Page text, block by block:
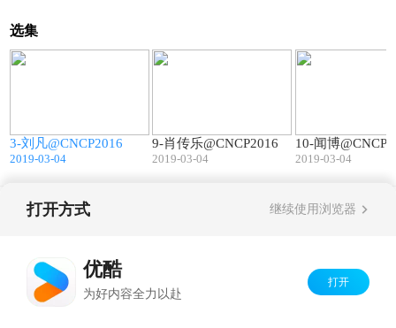
选集
3-刘凡@CNCP2016
2019-03-04
9-肖传乐@CNCP2016
2019-03-04
10-闻博
2019-03-04
版权所有
打开方式 继续使用浏览器
优酷
为好内容全力以赴
打开